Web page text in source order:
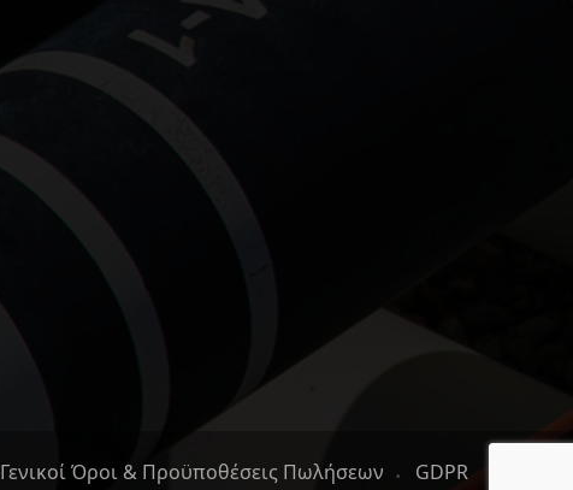
Γενικοί Όροι & Προϋποθέσεις Πωλήσεων GDPR